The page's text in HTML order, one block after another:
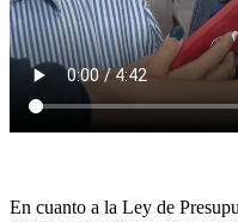
En cuanto a la Ley de